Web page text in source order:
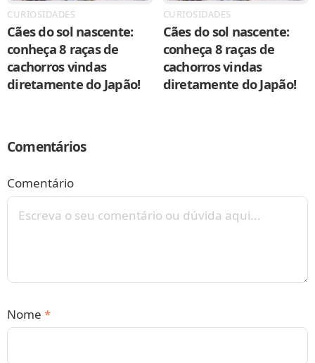
CURIOSIDADES
Cães do sol nascente:
conheça 8 raças de
cachorros vindas
diretamente do Japão!
CURIOSIDADES
Cães do sol nascente:
conheça 8 raças de
cachorros vindas
diretamente do Japão!
Comentários
Comentário
Nome *